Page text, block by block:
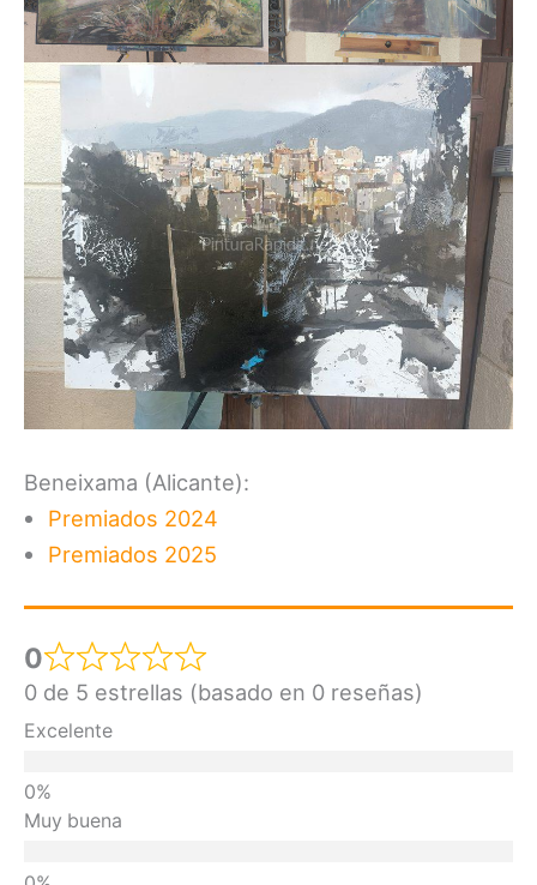
Beneixama (Alicante):
Premiados 2024
Premiados 2025
0
0 de 5 estrellas (basado en 0 reseñas)
Excelente
Muy buena